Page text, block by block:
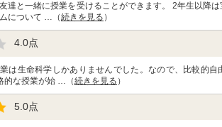
達と一緒に授業を受けることができます。 2年生以降
について …（続きを見る ）
4.0点
は生命科学しかありませんでした。なので、比較的自
的な授業が始 …（続きを見る ）
5.0点